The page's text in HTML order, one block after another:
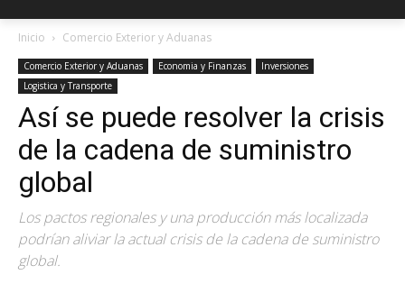
Inicio Comercio Exterior y Aduanas
Comercio Exterior y Aduanas Economia y Finanzas
Inversiones
Logistica y Transporte
Así se puede resolver la crisis
de la cadena de suministro
global
Los pactos regionales y una producción más localizada
podrían aliviar la actual crisis de la cadena de suministro
global.